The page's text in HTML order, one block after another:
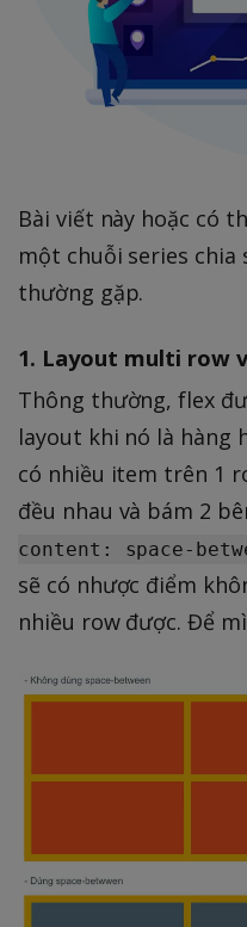
Bài viết này hoặc có
một chuỗi series chia
thường gặp.
1. Layout multi row
Thông thường, flex
layout khi nó là hàng
có nhiều item trên 1
đều nhau và bám 2
content: space-
sẽ có nhược điểm
nhiều row được. Để